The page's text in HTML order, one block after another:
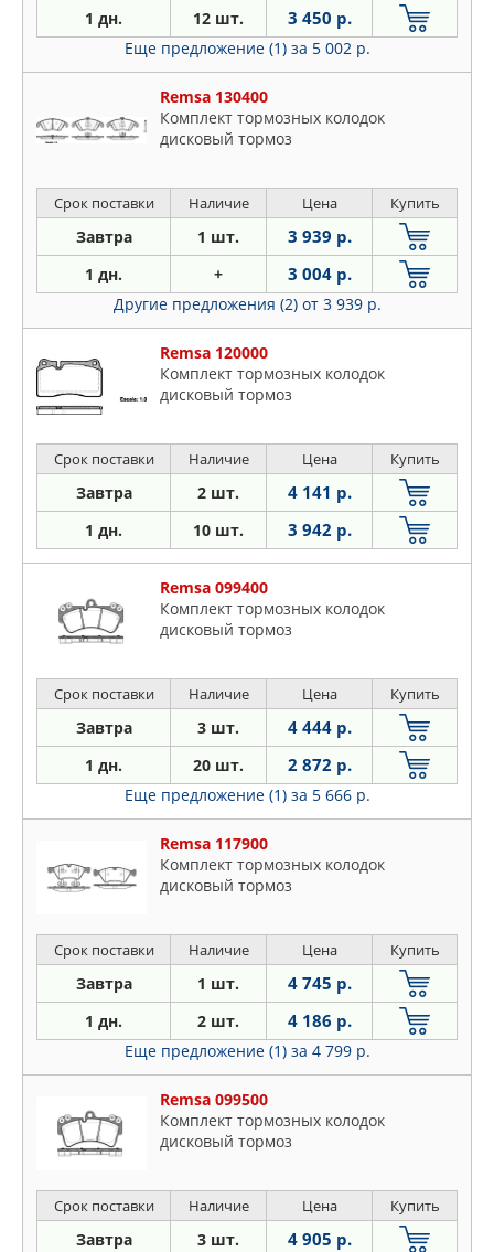
1 дн. 12 шт. 3 450 р.
Еще предложение (1) за 5 002 р.
Remsa 130400
Комплект тормозных колодок
дисковый тормоз
Срок поставки Наличие Цена Купить
Завтра 1 шт. 3 939 р.
1 дн. + 3 004 р.
Другие предложения (2) от 3 939 р.
Remsa 120000
Комплект тормозных колодок
дисковый тормоз
Срок поставки Наличие Цена Купить
Завтра 2 шт. 4 141 р.
1 дн. 10 шт. 3 942 р.
Remsa 099400
Комплект тормозных колодок
дисковый тормоз
Срок поставки Наличие Цена Купить
Завтра 3 шт. 4 444 р.
1 дн. 20 шт. 2 872 р.
Еще предложение (1) за 5 666 р.
Remsa 117900
Комплект тормозных колодок
дисковый тормоз
Срок поставки Наличие Цена Купить
Завтра 1 шт. 4 745 р.
1 дн. 2 шт. 4 186 р.
Еще предложение (1) за 4 799 р.
Remsa 099500
Комплект тормозных колодок
дисковый тормоз
Срок поставки Наличие Цена Купить
Завтра 3 шт. 4 905 р.